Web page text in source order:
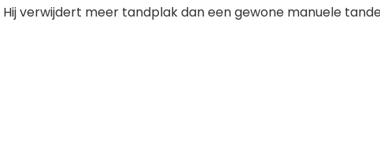
verwijdert meer tandplak dan een gewone manuele